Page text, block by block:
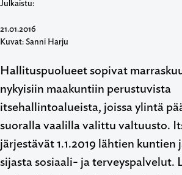
Julkaistu:
21.01.2016
Kuvat: Sanni Harju
Hallituspuolueet sopivat
nykyisiin maakuntiin perustuvista
itsehallintoalueista, joissa ylintä
suoralla vaalilla valittu valtuusto.
järjestävät 1.1.2019 lähtien kuntien
sijasta sosiaali- ja terveyspalvelut.